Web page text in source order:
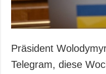
Präsident
Telegram, diese